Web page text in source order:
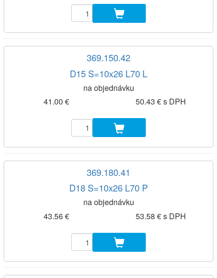
369.150.42
D15 S=10x26 L70 L
na objednávku
41.00 €
50.43 € s DPH
369.180.41
D18 S=10x26 L70 P
na objednávku
43.56 €
53.58 € s DPH